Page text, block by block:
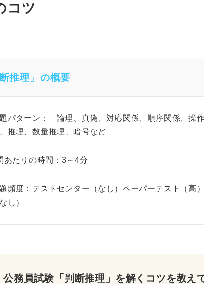
コツ
断推理」の概要
パターン： 論理、真偽、対応関係、順序関係、操
推理、数量推理、暗号など
あたりの時間：3～4分
頻度：テストセンター（なし）ペーパーテスト（高
なし）
公務員試験「判断推理」を解くコツを教え